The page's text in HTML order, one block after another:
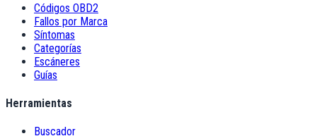
Códigos OBD2
Fallos por Marca
Síntomas
Categorías
Escáneres
Guías
Herramientas
Buscador